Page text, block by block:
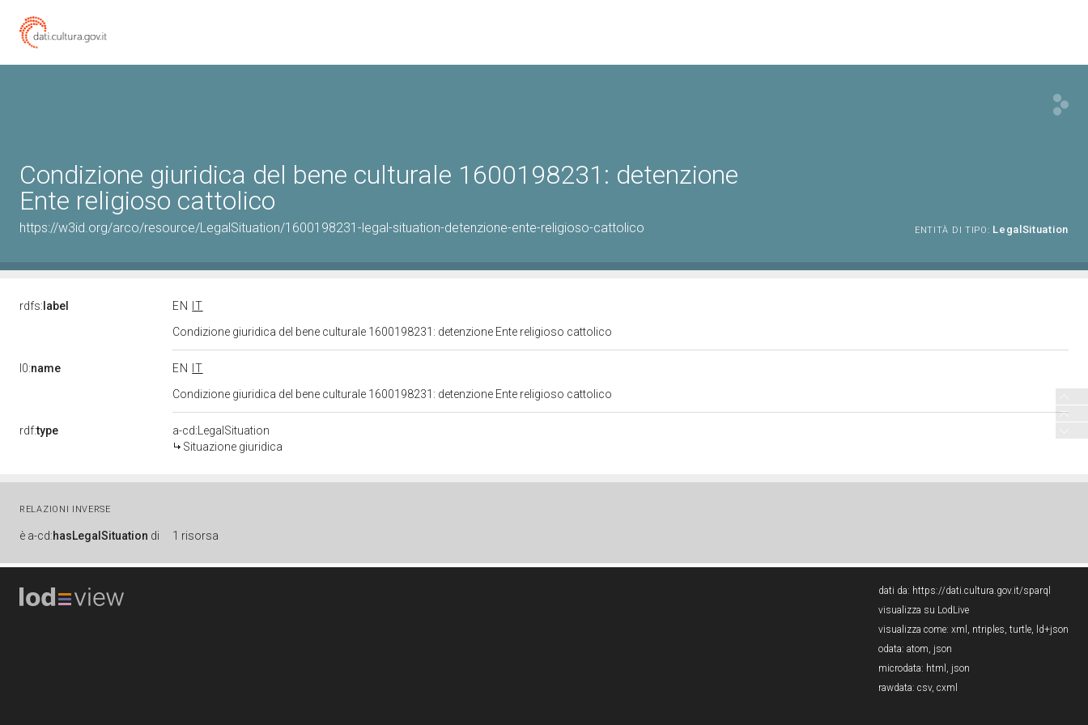
Condizione giuridica del bene culturale 1600198231: detenzione
Ente religioso cattolico
https://w3id.org/arco/resource/LegalSituation/1600198231-legal-situation-detenzione-ente-religioso-cattolico ENTITÀ DI TIPO: LegalSituation
rdfs: label EN
IT
Condizione giuridica del bene culturale 1600198231: detenzione Ente religioso cattolico
l0:name EN
IT
Condizione giuridica del bene culturale 1600198231: detenzione Ente religioso cattolico
rdf:type
a-cd:LegalSituation
Situazione giuridica
RELAZIONI INVERSE
è a-cd:hasLegalSituation di 1 risorsa
dati da: https://dati.cultura.gov.it/sparql
visualizza su LodLive
visualizza come: xml , ntriples, turtle, ld+json
odata: atom, json
microdata: html , json
rawdata: csv, cxml